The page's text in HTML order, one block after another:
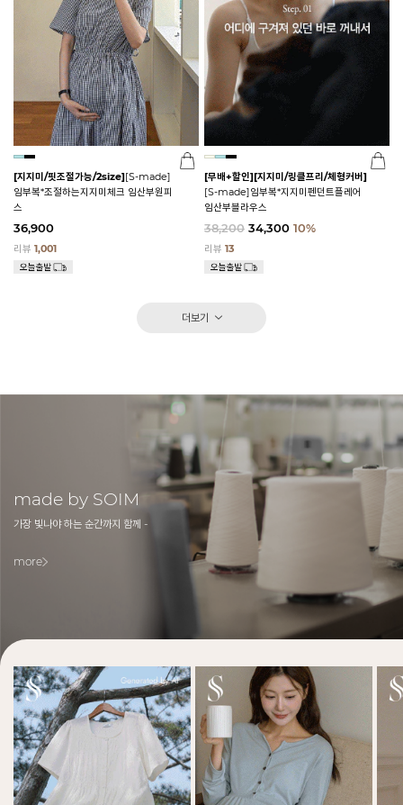
[지지미/핏조절가능/2size][S-made]
임부복*조절하는지지미체크 임산부원피
스
36,900
리뷰 1,001
[무배+할인][지지미/링클프리/체형커버]
[S-made]임부복*지지미펜던트플레어
임산부블라우스
38,200 34,300 10%
리뷰 13
더보기
made by SOIM
가장 빛나야 하는 순간까지 함께 -
more